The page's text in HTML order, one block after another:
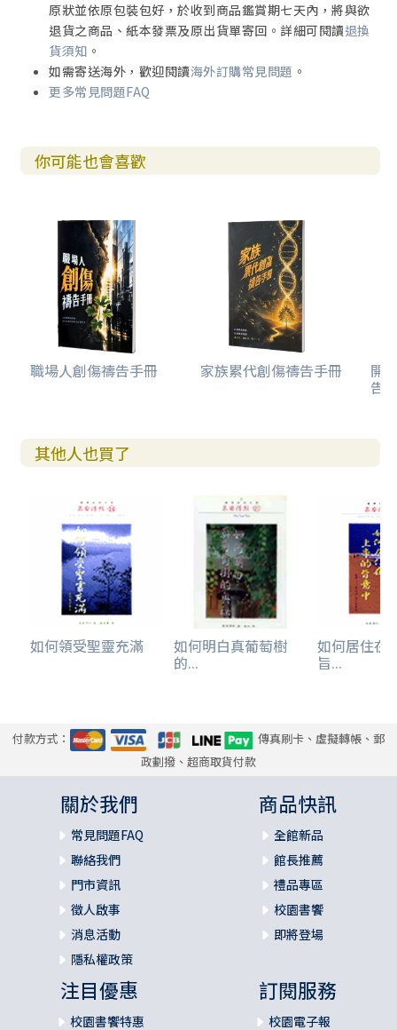
原狀並依原包裝包好，於收到商品鑑賞期七天內，將與欲
退貨之商品、紙本發票及原出貨單寄回。詳細可閱讀退換
貨須知 。
如需寄送海外，歡迎閱讀海外訂購常見問題 。
更多常見問題FAQ
你可能也會喜歡
職場人創傷禱告手冊 家族累代創傷禱告手冊 開
告(
其他人也買了
如何領受聖靈充滿 如何明白真葡萄樹
的...
如何居住在
旨...
付款方式：
傳真刷卡、虛擬轉帳、郵
政劃撥、超商取貨付款
關於我們
常見問題FAQ
聯絡我們
門市資訊
徵人啟事
消息活動
隱私權政策
商品快訊
全館新品
館長推薦
禮品專區
校園書饗
即將登場
注目優惠
校園書饗特惠
訂閱服務
校園電子報